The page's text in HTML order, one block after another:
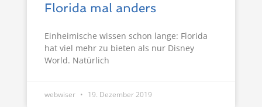
Florida mal anders
Einheimische wissen schon lange: Florida
hat viel mehr zu bieten als nur Disney
World. Natürlich
webwiser 19. Dezember 2019